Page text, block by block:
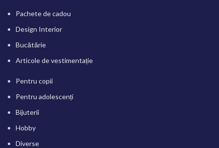
Pachete de cadou
Design Interior
Bucătărie
Articole de vestimentație
Pentru copii
Pentru adolescenți
Bijuterii
Hobby
Diverse